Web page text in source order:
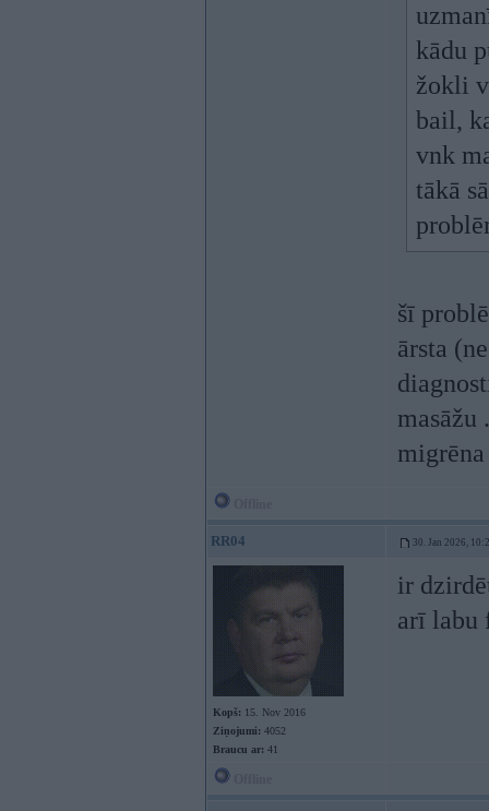
kādu
žokli
bail,
vnk
tākā
šī
ārsta
masāžu
RR04 30. Jan 2026,
Kopš: 15. Nov 2016
Ziņojumi: 4052
Braucu ar: 41
ir
arī labu